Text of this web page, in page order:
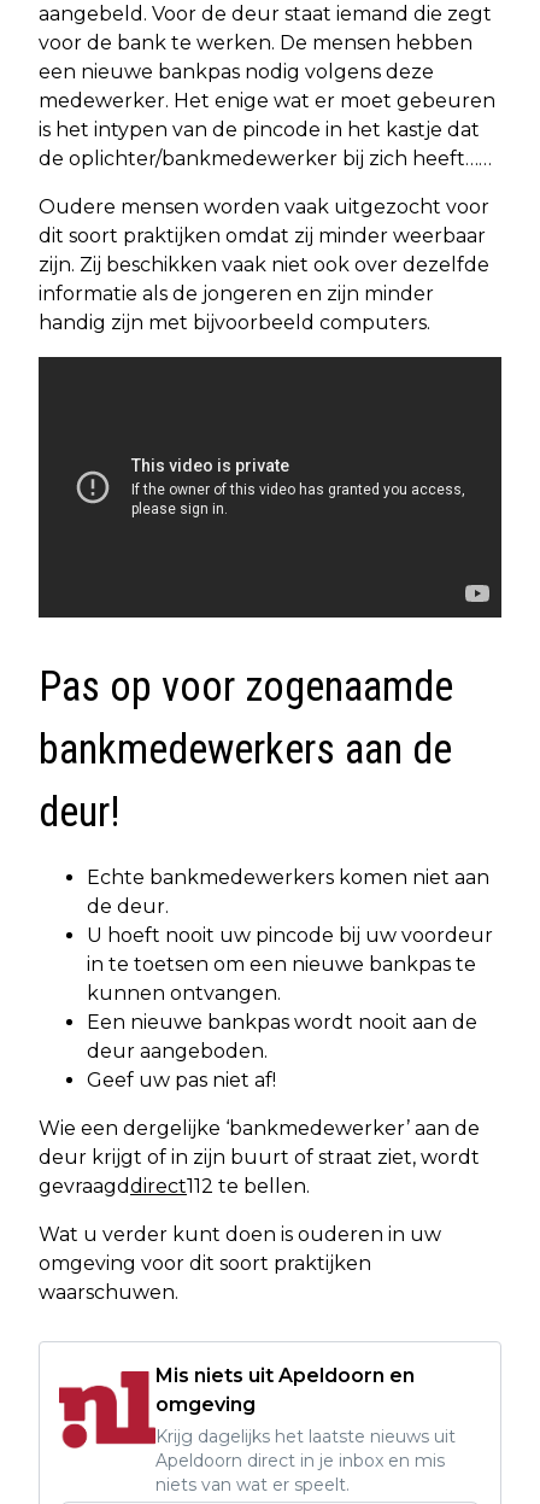
aangebeld. Voor de deur staat iemand die zegt
voor de bank te werken. De mensen hebben
een nieuwe bankpas nodig volgens deze
medewerker. Het enige wat er moet gebeuren
is het intypen van de pincode in het kastje dat
de oplichter/bankmedewerker bij zich heeft……
Oudere mensen worden vaak uitgezocht voor
dit soort praktijken omdat zij minder weerbaar
zijn. Zij beschikken vaak niet ook over dezelfde
informatie als de jongeren en zijn minder
handig zijn met bijvoorbeeld computers.
Pas op voor zogenaamde
bankmedewerkers aan de
deur!
Echte bankmedewerkers komen niet aan
de deur.
U hoeft nooit uw pincode bij uw voordeur
in te toetsen om een nieuwe bankpas te
kunnen ontvangen.
Een nieuwe bankpas wordt nooit aan de
deur aangeboden.
Geef uw pas niet af!
Wie een dergelijke ‘bankmedewerker’ aan de
deur krijgt of in zijn buurt of straat ziet, wordt
gevraagddirect112 te bellen.
Wat u verder kunt doen is ouderen in uw
omgeving voor dit soort praktijken
waarschuwen.
Mis niets uit Apeldoorn en
omgeving
Krijg dagelijks het laatste nieuws uit
Apeldoorn direct in je inbox en mis
niets van wat er speelt.